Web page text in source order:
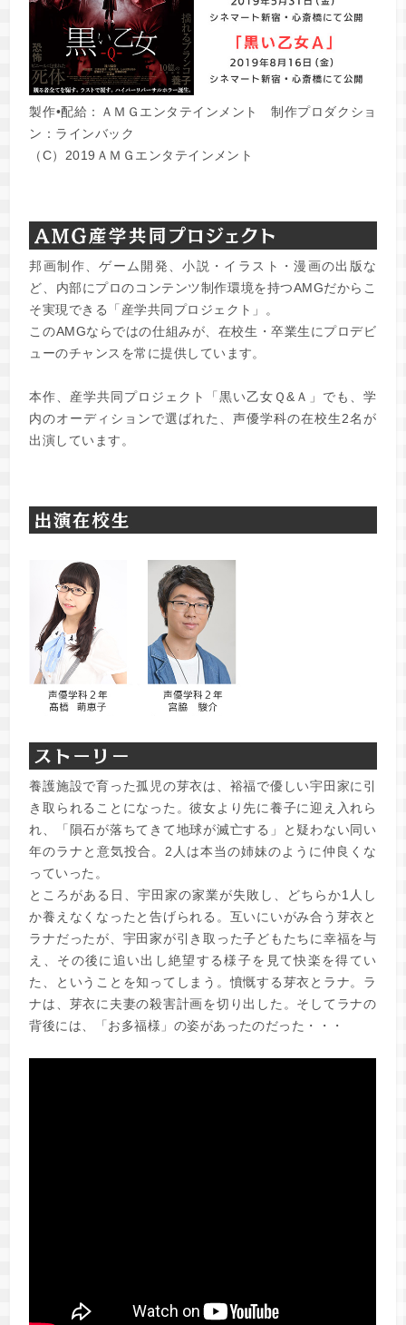
製作•配給：ＡＭＧエンタテインメント 制作プロダクショ
ン：ラインバック
（C）2019ＡＭＧエンタテインメント
邦画制作、ゲーム開発、小説・イラスト・漫画の出版な
ど、内部にプロのコンテンツ制作環境を持つAMGだからこ
そ実現できる「産学共同プロジェクト」。
このAMGならではの仕組みが、在校生・卒業生にプロデビ
ューのチャンスを常に提供しています。
本作、産学共同プロジェクト「黒い乙女Ｑ&Ａ」でも、学
内のオーディションで選ばれた、声優学科の在校生2名が
出演しています。
養護施設で育った孤児の芽衣は、裕福で優しい宇田家に引
き取られることになった。彼女より先に養子に迎え入れら
れ、「隕石が落ちてきて地球が滅亡する」と疑わない同い
年のラナと意気投合。2人は本当の姉妹のように仲良くな
っていった。
ところがある日、宇田家の家業が失敗し、どちらか1人し
か養えなくなったと告げられる。互いにいがみ合う芽衣と
ラナだったが、宇田家が引き取った子どもたちに幸福を与
え、その後に追い出し絶望する様子を見て快楽を得てい
た、ということを知ってしまう。憤慨する芽衣とラナ。ラ
ナは、芽衣に夫妻の殺害計画を切り出した。そしてラナの
背後には、「お多福様」の姿があったのだった・・・